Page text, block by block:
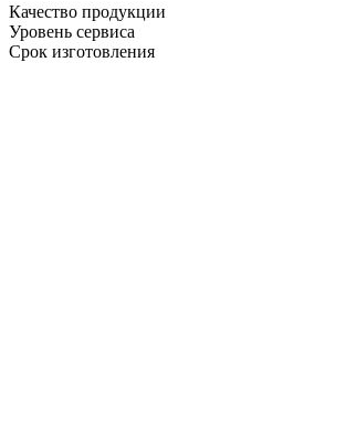
Качество продукции
Уровень сервиса
Срок изготовления